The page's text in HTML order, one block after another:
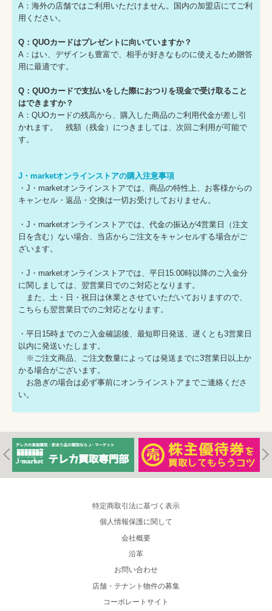
A：海外の店舗ではご利用いただけません。国内の加盟店にてご利
用ください。
Q：QUOカードはプレゼントに向いていますか？
A：はい、デザインも豊富で、相手が好きなものに使えるため贈答
用に最適です。
Q：QUOカードで支払いをした際におつりを現金で受け取ること
はできますか？
A：QUOカードの残高から、購入した商品のご利用代金が差し引
かれます。 残額（残金）につきましては、次回ご利用が可能で
す。
J・marketオンラインストアの購入注意事項
・J・marketオンラインストアでは、商品の特性上、お客様からの
キャンセル・返品・交換は一切お受けしておりません。
・J・marketオンラインストアでは、代金の振込が4営業日（注文
日を含む）ない場合、当店からご注文をキャンセルする場合がご
ざいます。
・J・marketオンラインストアでは、平日15:00時以降のご入金分
に関しましては、翌営業日でのご対応となります。
また、土・日・祝日は休業とさせていただいておりますので、
こちらも翌営業日でのご対応となります。
・平日15時までのご入金確認後、最短即日発送、遅くとも3営業日
以内に発送いたします。
※ご注文商品、ご注文数量によっては発送までに3営業日以上か
かる場合がございます。
お急ぎの場合は必ず事前にオンラインストアまでご連絡くださ
い。
特定商取引法に基づく表示
個人情報保護に関して
会社概要
沿革
お問い合わせ
店舗・テナント物件の募集
コーポレートサイト